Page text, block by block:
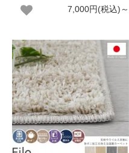
7,000円(税込)～